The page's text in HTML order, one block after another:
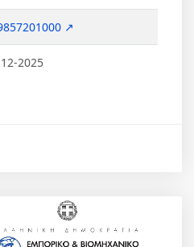
↗
2025